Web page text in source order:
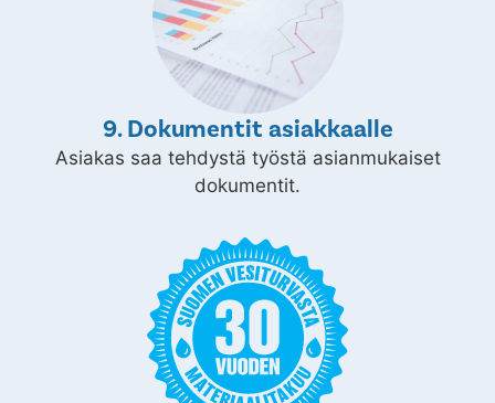
9. Dokumentit asiakkaalle
Asiakas saa tehdystä työstä asianmukaiset
dokumentit.